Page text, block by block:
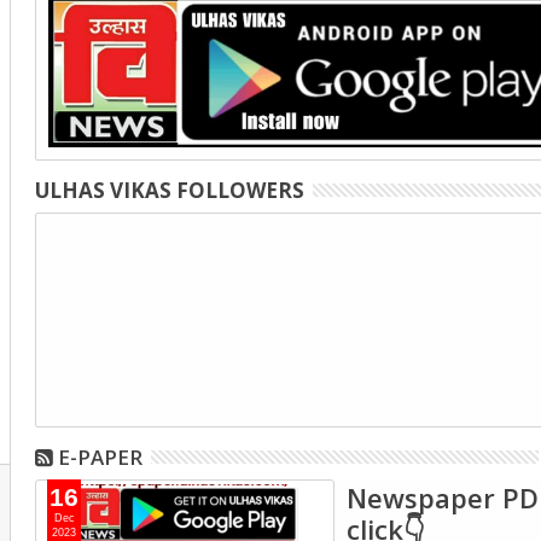
ULHAS VIKAS FOLLOWERS
E-PAPER
16
Dec
2023
Newspaper
click👇